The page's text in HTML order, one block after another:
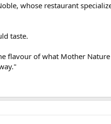
whose restaurant
taste.
flavour of what Mother